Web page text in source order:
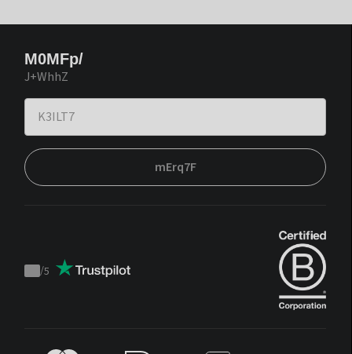
M0MFp/
J+WhhZ
mErq7F
Trustpilot
/5